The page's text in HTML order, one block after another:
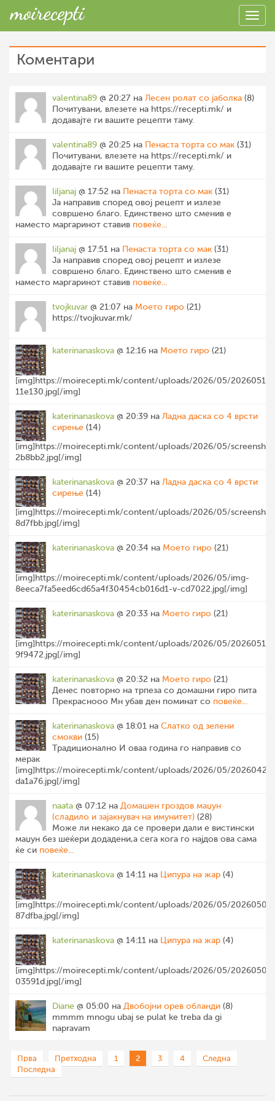
Коментари
valentina89 @ 20:27 на Лесен ролат со јаболка (8)
Почитувани, влезете на https://recepti.mk/ и
додавајте ги вашите рецепти таму.
valentina89 @ 20:25 на Пенаста торта со мак (31)
Почитувани, влезете на https://recepti.mk/ и
додавајте ги вашите рецепти таму.
liljanaj @ 17:52 на Пенаста торта со мак (31)
Ја направив според овој рецепт и излезе
совршено благо. Единствено што сменив е
наместо маргаринот ставив повеќе...
liljanaj @ 17:51 на Пенаста торта со мак (31)
Ја направив според овој рецепт и излезе
совршено благо. Единствено што сменив е
наместо маргаринот ставив повеќе...
tvojkuvar @ 21:07 на Моето гиро (21)
https://tvojkuvar.mk/
katerinanaskova @ 12:16 на Моето гиро (21)
[img]https://moirecepti.mk/content/uploads/2026/05/
11e130.jpg[/img]
katerinanaskova @ 20:39 на Ладна даска со 4 врсти
сирење (14)
[img]https://moirecepti.mk/content/uploads/2026/05/
2b8bb2.jpg[/img]
katerinanaskova @ 20:37 на Ладна даска со 4 врсти
сирење (14)
[img]https://moirecepti.mk/content/uploads/2026/05/
8d7fbb.jpg[/img]
katerinanaskova @ 20:34 на Моето гиро (21)
[img]https://moirecepti.mk/content/uploads/2026/05/img-
8eeca7fa5eed6cd65a4f30454cb016d1-v-cd7022.jpg[/img]
katerinanaskova @ 20:33 на Моето гиро (21)
[img]https://moirecepti.mk/content/uploads/2026/05/
9f9472.jpg[/img]
katerinanaskova @ 20:32 на Моето гиро (21)
Денес повторно на трпеза со домашни гиро пита
Прекраснооо Мн убав ден поминат со повеќе...
katerinanaskova @ 18:01 на Слатко од зелени
смокви (15)
Традиционално И оваа година го направив со
мерак
[img]https://moirecepti.mk/content/uploads/2026/05/
da1a76.jpg[/img]
naata @ 07:12 на Домашен гроздов маџун
(сладило и зајакнувач на имунитет) (28)
Може ли некако да се провери дали е вистински
маџун без шеќери додадени,а сега кога го најдов ова сама
ќе си повеќе...
katerinanaskova @ 14:11 на Ципура на жар (4)
[img]https://moirecepti.mk/content/uploads/2026/05/
87dfba.jpg[/img]
katerinanaskova @ 14:11 на Ципура на жар (4)
[img]https://moirecepti.mk/content/uploads/2026/05/
03591d.jpg[/img]
Diane @ 05:00 на Двобојни орев обланди (8)
mmmm mnogu ubaj se pulat ke treba da gi
napravam
Прва Претходна 1 2 3 4
Следна
Последна